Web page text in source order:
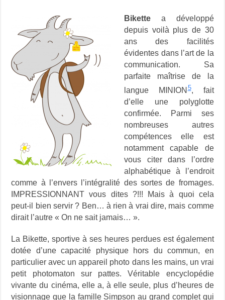
Bikette a développé
depuis voilà plus de 30
ans des facilités
évidentes dans l’art de la
communication. Sa
parfaite maîtrise de la
langue MINION5, fait
d’elle une polyglotte
confirmée. Parmi ses
nombreuses autres
compétences elle est
notamment capable de
vous citer dans l’ordre
alphabétique à l’endroit
comme à l’envers l’intégralité des sortes de fromages.
IMPRESSIONNANT vous dites ?!!! Mais à quoi cela
peut-il bien servir ? Ben… à rien à vrai dire, mais comme
dirait l’autre « On ne sait jamais… ».
La Bikette, sportive à ses heures perdues est également
dotée d’une capacité physique hors du commun, en
particulier avec un appareil photo dans les mains, un vrai
petit photomaton sur pattes.Véritable encyclopédie
vivante du cinéma, elle a, à elle seule, plus d’heures de
visionnage que la famille Simpson au grand complet qui